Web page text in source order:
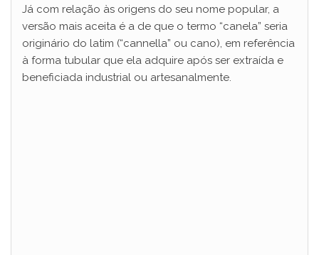
Já com relação às origens do seu nome popular, a
versão mais aceita é a de que o termo “canela” seria
originário do latim (“cannella” ou cano), em referência
à forma tubular que ela adquire após ser extraída e
beneficiada industrial ou artesanalmente.